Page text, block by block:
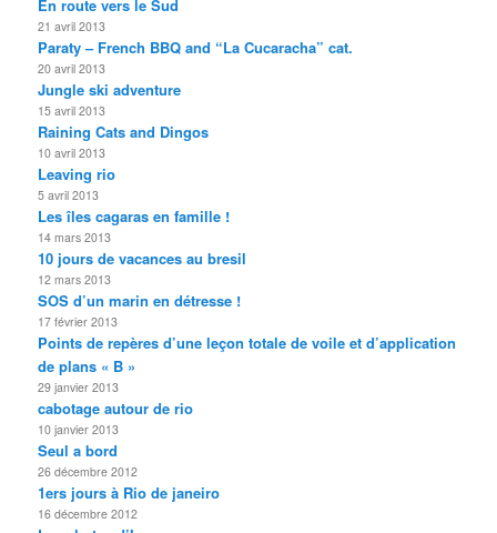
En route vers le Sud
21 avril 2013
Paraty – French BBQ and “La Cucaracha” cat.
20 avril 2013
Jungle ski adventure
15 avril 2013
Raining Cats and Dingos
10 avril 2013
Leaving rio
5 avril 2013
Les îles cagaras en famille !
14 mars 2013
10 jours de vacances au bresil
12 mars 2013
SOS d’un marin en détresse !
17 février 2013
Points de repères d’une leçon totale de voile et d’application
de plans « B »
29 janvier 2013
cabotage autour de rio
10 janvier 2013
Seul a bord
26 décembre 2012
1ers jours à Rio de janeiro
16 décembre 2012